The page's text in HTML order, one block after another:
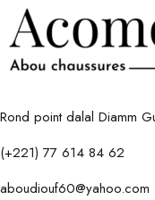
Rond point dalal Diamm
(+221) 77 614 84 62
aboudiouf60@yahoo.com